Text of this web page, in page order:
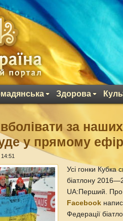
Здорова
за наших
у прямому
Усі гонки Кубка
біатлону
UА:Перший. Про
Facebook
Федерації